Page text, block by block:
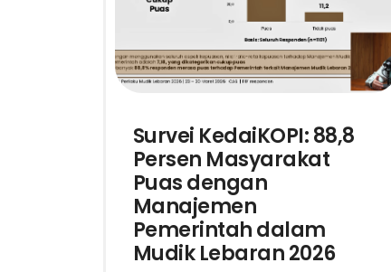
Survei KedaiKOPI: 88,8
Persen Masyarakat
Puas dengan
Manajemen
Pemerintah dalam
Mudik Lebaran 2026